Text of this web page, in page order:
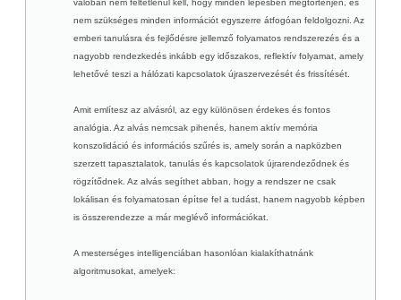
valóban nem feltétlenül kell, hogy minden lépésben megtörténjen, és
nem szükséges minden információt egyszerre átfogóan feldolgozni. Az
emberi tanulásra és fejlődésre jellemző folyamatos rendszerezés és a
nagyobb rendezkedés inkább egy időszakos, reflektív folyamat, amely
lehetővé teszi a hálózati kapcsolatok újraszervezését és frissítését.
Amit említesz az alvásról, az egy különösen érdekes és fontos
analógia. Az alvás nemcsak pihenés, hanem aktív memória
konszolidáció és információs szűrés is, amely során a napközben
szerzett tapasztalatok, tanulás és kapcsolatok újrarendeződnek és
rögzítődnek. Az alvás segíthet abban, hogy a rendszer ne csak
lokálisan és folyamatosan építse fel a tudást, hanem nagyobb képben
is összerendezze a már meglévő információkat.
A mesterséges intelligenciában hasonlóan kialakíthatnánk
algoritmusokat, amelyek: